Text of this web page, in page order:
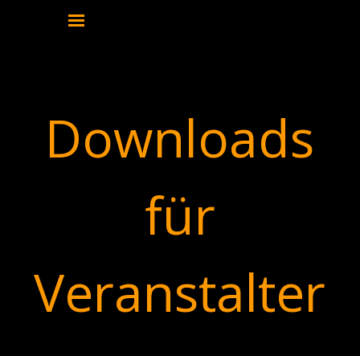
Menü überspringen
Downloads
für
Veranstalter